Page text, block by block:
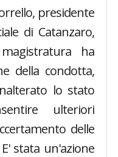
presidente
di Catanzaro,
ha
della condotta,
lo stato
ulteriori
delle
stata un'azione